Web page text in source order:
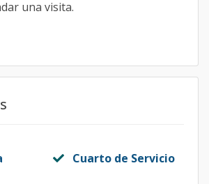
una visita.
Cuarto de Servicio